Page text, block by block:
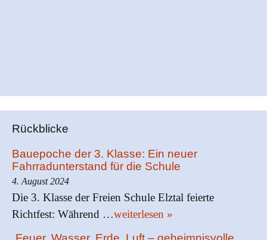
Rückblicke
Bauepoche der 3. Klasse: Ein neuer
Fahrradunterstand für die Schule
4. August 2024
Die 3. Klasse der Freien Schule Elztal feierte
Richtfest: Während …weiterlesen »